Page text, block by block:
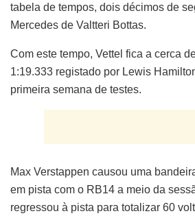
tabela de tempos, dois décimos de
Mercedes de Valtteri Bottas.
Com este tempo, Vettel fica a cerca
1:19.333 registado por Lewis
primeira semana de testes.
Max Verstappen causou uma
em pista com o RB14 a meio da
regressou à pista para totalizar 60